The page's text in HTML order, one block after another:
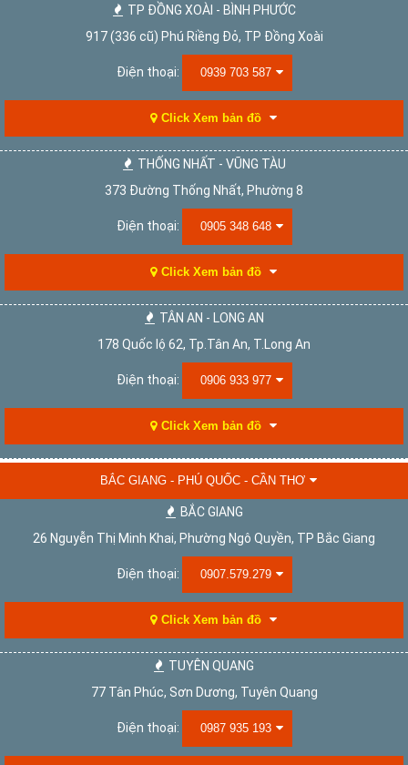
TP ĐỒNG XOÀI - BÌNH PHƯỚC
917 (336 cũ) Phú Riềng Đỏ, TP Đồng Xoài
Điện thoại: 0939 703 587
Click Xem bản đồ
THỐNG NHẤT - VŨNG TÀU
373 Đường Thống Nhất, Phường 8
Điện thoại: 0905 348 648
Click Xem bản đồ
TÂN AN - LONG AN
178 Quốc lộ 62, Tp.Tân An, T.Long An
Điện thoại: 0906 933 977
Click Xem bản đồ
BẮC GIANG - PHÚ QUỐC - CẦN THƠ
BẮC GIANG
26 Nguyễn Thị Minh Khai, Phường Ngô Quyền, TP Bắc Giang
Điện thoại: 0907.579.279
Click Xem bản đồ
TUYÊN QUANG
77 Tân Phúc, Sơn Dương, Tuyên Quang
Điện thoại: 0987 935 193